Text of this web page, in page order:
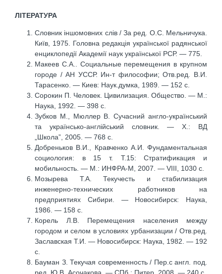
ЛІТЕРАТУРА
Словник іншомовних слів / За ред. О.С. Мельничука.
Київ, 1975. Головна редакція української радянської
енциклопедії Академії наук української РСР. — 775.
Макеев С.А.. Социальные перемещения в крупном
городе / АН УССР. Ин-т философии; Отв.ред. В.И.
Тарасенко. — Киев: Наук.думка, 1989. — 152 с.
Сорокин П. Человек. Цивилизация. Общество. — М.:
Наука, 1992. — 398 с.
Зубков М., Мюллер В. Сучасний англо-український
та українсько-англійський словник. — Х.: ВД
„Школа”, 2005. — 768 с.
Добреньков В.И., Кравченко А.И. Фундаментальная
социология: в 15 т. Т.15: Стратификация и
мобильность. — М.: ИНФРА-М, 2007. — VIII, 1030 с.
Мозырева Т.А. Текучесть и стабилизация
инженерно-технических работников на
предприятиях Сибири. — Новосибирск: Наука,
1986. — 158 с.
Корель Л.В. Перемещения населения между
городом и селом в условиях урбанизации / Отв.ред.
Заславская Т.И. — Новосибирск: Наука, 1982. — 192
с.
Бауман З. Текучая современность / Пер.с англ. под.